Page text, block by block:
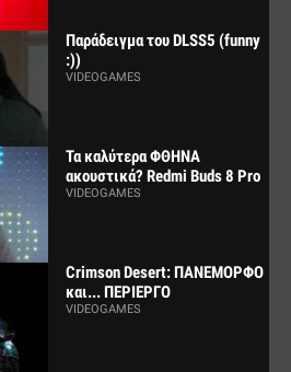
Παράδειγμα του DLSS5 (funny
:))
VIDEOGAMES
Τα καλύτερα ΦΘΗΝΑ
ακουστικά? Redmi Buds 8 Pro
VIDEOGAMES
Crimson Desert: ΠΑΝΕΜΟΡΦΟ
και... ΠΕΡΙΕΡΓΟ
VIDEOGAMES